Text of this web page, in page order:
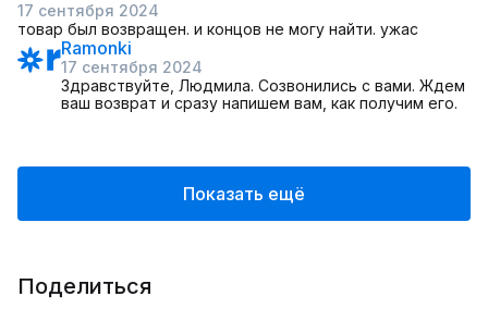
17 сентября 2024
товар был возвращен. и концов не могу найти. ужас
Ramonki
17 сентября 2024
Здравствуйте, Людмила. Созвонились с вами. Ждем
ваш возврат и сразу напишем вам, как получим его.
Показать ещё
Поделиться